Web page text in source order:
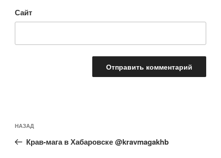
Сайт
по
записям
Предыдущая
запись:
НАЗАД
Крав-мага в Хабаровске @kravmagakhb